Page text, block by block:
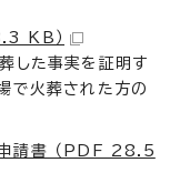
KB）
した事実を証明す
で火葬された方の
請書 （PDF 28.5